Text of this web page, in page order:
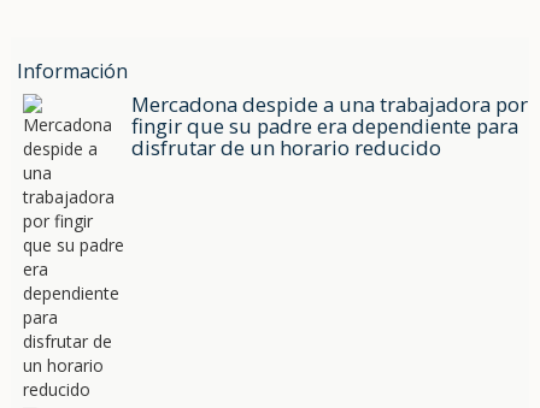
Información
Mercadona despide a una trabajadora por
fingir que su padre era dependiente para
disfrutar de un horario reducido